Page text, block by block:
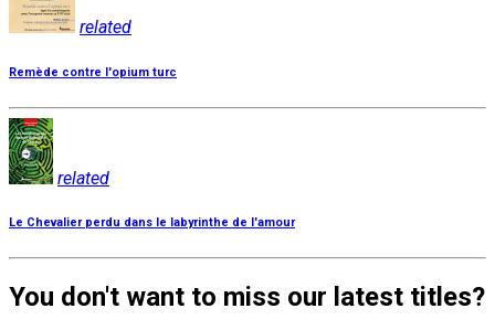
related
Remède contre l'opium turc
related
Le Chevalier perdu dans le labyrinthe de l'amour
You don't want to miss our latest titles?